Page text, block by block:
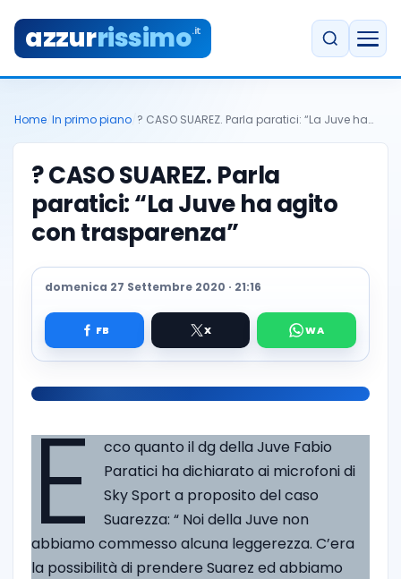
azzurrissimo.it
Home In primo piano ? CASO SUAREZ. Parla paratici: “La Juve ha…
? CASO SUAREZ. Parla
paratici: “La Juve ha agito
con trasparenza”
domenica 27 Settembre 2020 · 21:16
E cco quanto il dg della Juve Fabio
Paratici ha dichiarato ai microfoni di
Sky Sport a proposito del caso
Suarezza: “ Noi della Juve non
abbiamo commesso alcuna leggerezza. C’era
la possibilità di prendere Suarez ed abbiamo